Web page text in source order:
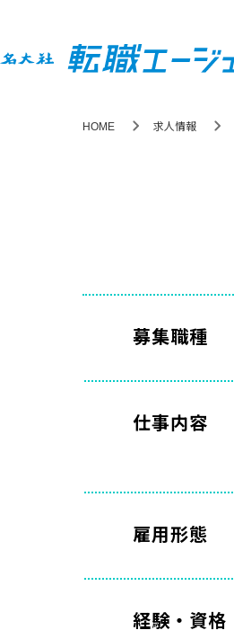
HOME 求人情報
募集職種
仕事内容
雇用形態
経験・資格